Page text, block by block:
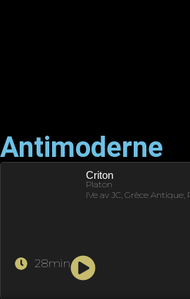
Antimoderne
Criton
Platon
IVe av JC, Grèce Antique,
28min